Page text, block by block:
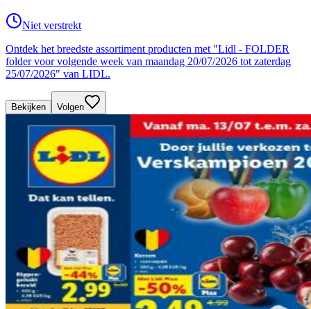
Niet verstrekt
Ontdek het breedste assortiment producten met "Lidl - FOLDER
folder voor volgende week van maandag 20/07/2026 tot zaterdag
25/07/2026" van LIDL.
Bekijken Volgen